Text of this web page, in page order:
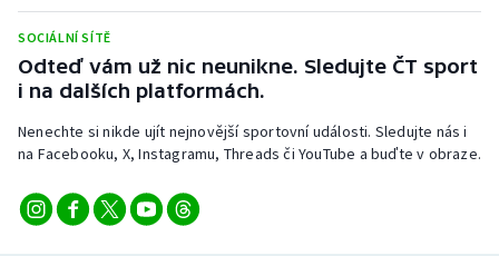
SOCIÁLNÍ SÍTĚ
Odteď vám už nic neunikne. Sledujte ČT sport
i na dalších platformách.
Nenechte si nikde ujít nejnovější sportovní události. Sledujte nás i
na Facebooku, X, Instagramu, Threads či YouTube a buďte v obraze.